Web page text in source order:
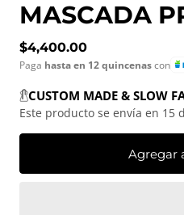
MASCADA
Precio normal
$4,400.00
Paga hasta en 12 quincenascon
CUSTOM MADE & SLOW
Este producto se envía en 15
Agregar